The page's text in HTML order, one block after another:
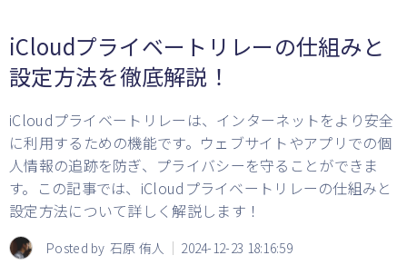
iCloudプライベートリレーの仕組みと
設定方法を徹底解説！
iCloudプライベートリレーは、インターネットをより安全
に利用するための機能です。ウェブサイトやアプリでの個
人情報の追跡を防ぎ、プライバシーを守ることができま
す。この記事では、iCloudプライベートリレーの仕組みと
設定方法について詳しく解説します！
Posted by 石原 侑人 2024-12-23 18:16:59